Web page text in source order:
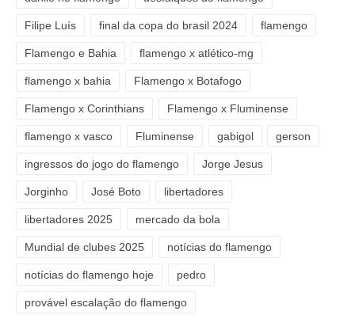
Filipe Luís final da copa do brasil 2024 flamengo
Flamengo e Bahia flamengo x atlético-mg
flamengo x bahia Flamengo x Botafogo
Flamengo x Corinthians Flamengo x Fluminense
flamengo x vasco Fluminense gabigol gerson
ingressos do jogo do flamengo Jorge Jesus
Jorginho José Boto libertadores
libertadores 2025 mercado da bola
Mundial de clubes 2025 notícias do flamengo
notícias do flamengo hoje pedro
provável escalação do flamengo